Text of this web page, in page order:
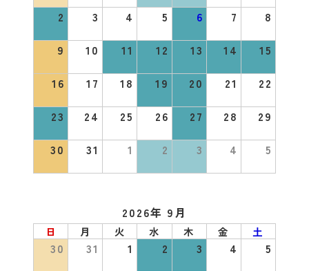
2
3 4 5 6 7
8
9
10 11 12 13 14
15
16
17 18 19 20 21
22
23
24 25 26 27 28
29
30
31 1 2 3 4 5
2026年 9月
日 月 火 水 木 金 土
30 31 1 2 3 4
5